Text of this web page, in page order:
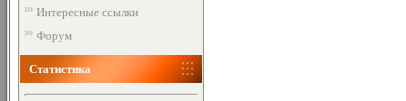
Интересные ссылки
Форум
Статистика